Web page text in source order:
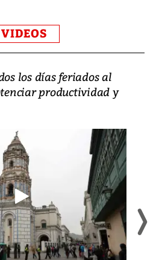
VIDEOS
los días feriados al
productividad y